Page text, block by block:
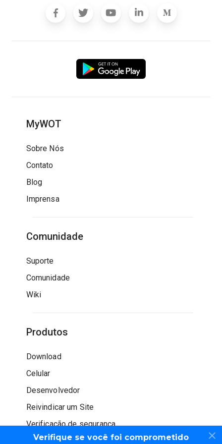
Verifique se você foi comprometido
MyWOT
Sobre Nós
Contato
Blog
Imprensa
Comunidade
Suporte
Comunidade
Wiki
Produtos
Download
Celular
Desenvolvedor
Reivindicar um Site
Verificação de segurança